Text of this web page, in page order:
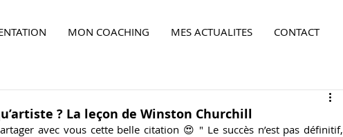
MON COACHING MES ACTUALITES CONTACT
? La leçon de Winston Churchill
avec vous cette belle citation 😍 " Le succès n’est pas définitif,